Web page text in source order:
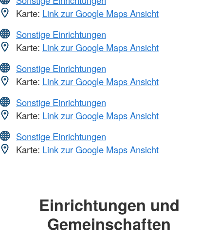
Karte: Link zur Google Maps Ansicht
Sonstige Einrichtungen
Karte: Link zur Google Maps Ansicht
Sonstige Einrichtungen
Karte: Link zur Google Maps Ansicht
Sonstige Einrichtungen
Karte: Link zur Google Maps Ansicht
Sonstige Einrichtungen
Karte: Link zur Google Maps Ansicht
Einrichtungen und
Gemeinschaften